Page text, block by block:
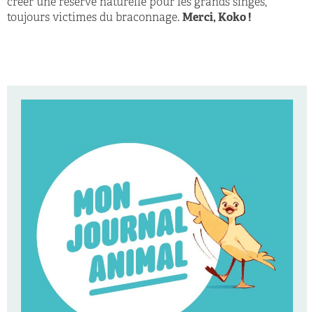
créer une réserve naturelle pour les grands singes,
toujours victimes du braconnage. Merci, Koko !